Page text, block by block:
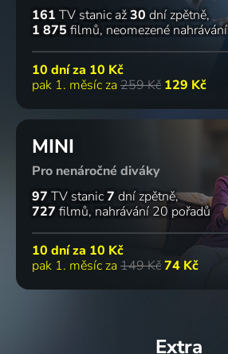
161 TV stanic až30 dní zpětně
1 875 filmů neomezené nahrávání
10 dní za 10 Kč
pak 1. měsíc za 259 Kč 129 Kč
MINI
Pro nenáročné diváky
97 TV stanic7 dní zpětně
727 filmů nahrávání 20 pořadů
10 dní za 10 Kč
pak 1. měsíc za 149 Kč74 Kč
Extra